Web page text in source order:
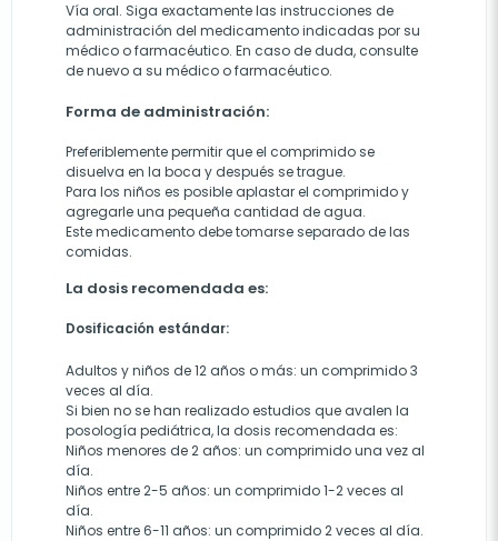
Vía oral. Siga exactamente las instrucciones de
administración del medicamento indicadas por su
médico o farmacéutico. En caso de duda, consulte
de nuevo a su médico o farmacéutico.
Forma de administración:
Preferiblemente permitir que el comprimido se
disuelva en la boca y después se trague.
Para los niños es posible aplastar el comprimido y
agregarle una pequeña cantidad de agua.
Este medicamento debe tomarse separado de las
comidas.
La dosis recomendada es:
Dosificación estándar:
Adultos y niños de 12 años o más: un comprimido 3
veces al día.
Si bien no se han realizado estudios que avalen la
posología pediátrica, la dosis recomendada es:
Niños menores de 2 años: un comprimido una vez al
día.
Niños entre 2-5 años: un comprimido 1-2 veces al
día.
Niños entre 6-11 años: un comprimido 2 veces al día.